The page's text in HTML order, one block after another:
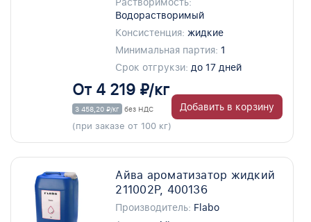
Водорастворимый
Консистенция: жидкие
Минимальная партия: 1
Срок отгрукзи: до 17 дней
От 4 219 ₽/кг
3 458,20 ₽/кг без НДС
(при заказе от 100 кг)
Добавить в корзину
Айва ароматизатор жидкий
211002P, 400136
Производитель: Flabo